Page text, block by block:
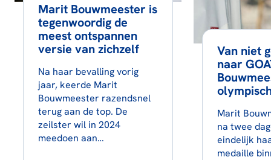
Marit Bouwmeester is
tegenwoordig de
meest ontspannen
versie van zichzelf
Na haar bevalling vorig
jaar, keerde Marit
Bouwmeester razendsnel
terug aan de top. De
zeilster wil in 2024
meedoen aan…
Van niet
naar
Marit
na twee
eindelijk
medaille